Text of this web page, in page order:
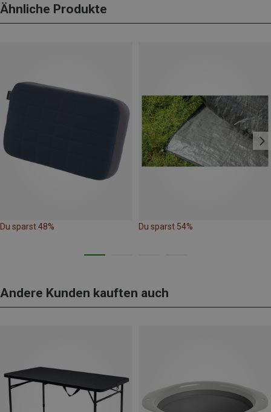
Ähnliche Produkte
Du sparst 48% Du sparst 54%
Andere Kunden kauften auch